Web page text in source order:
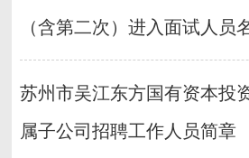
（含第二次）进入面试人员
苏州市吴江东方国有资本投
属子公司招聘工作人员简章